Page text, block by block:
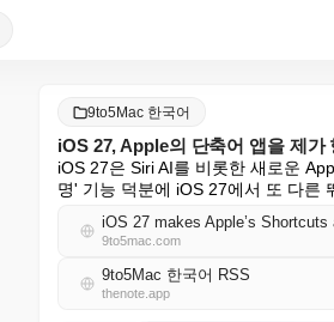
9to5Mac 한국어
iOS 27, Apple의 단축어 앱을 제
iOS 27은 Siri AI를 비롯한 새로운
명' 기능 덕분에 iOS 27에서 또 다른
iOS 27 makes Apple’s
9to5mac.com
9to5Mac 한국어 RSS
thenote.app